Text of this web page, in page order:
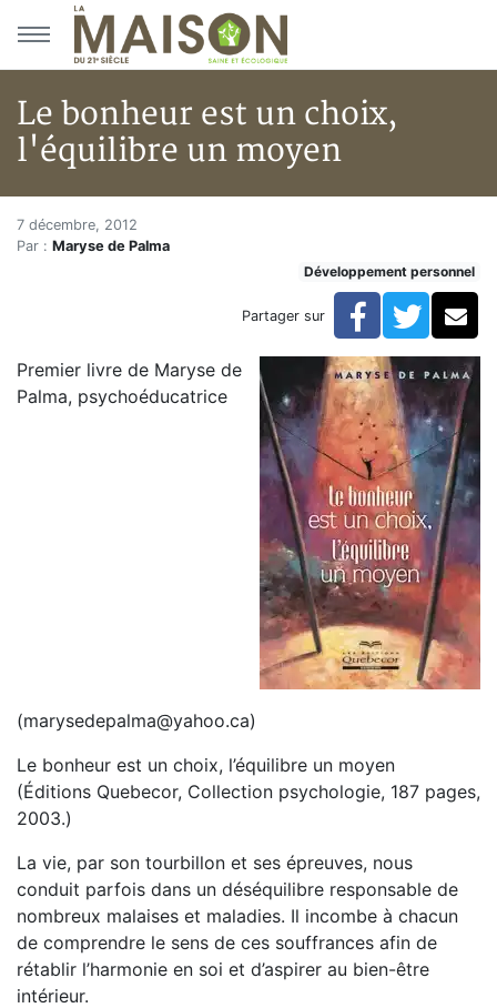
Aller au menu principal
Aller au contenu principal
Le bonheur est un choix,
l'équilibre un moyen
Accueil
Articles
Le bonheur est un choix, l'équilibre un moyen
Le bonheur est un choix,
7 décembre, 2012
Par : Maryse de Palma
Développement personnel
Partager sur Facebook
Premier livre de Maryse de
Palma, psychoéducatrice
(marysedepalma@yahoo.ca)
Le bonheur est un choix, l’équilibre un moyen
(Éditions Quebecor, Collection psychologie, 187 pages,
2003.)
La vie, par son tourbillon et ses épreuves, nous
conduit parfois dans un déséquilibre responsable de
nombreux malaises et maladies. Il incombe à chacun
de comprendre le sens de ces souffrances afin de
rétablir l’harmonie en soi et d’aspirer au bien-être
intérieur.